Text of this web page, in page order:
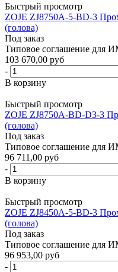
Быстрый просмотр
ZOJE ZJ8750A-5-BD-3
(голова)
Под заказ
Типовое соглашение для
103 670,00 руб
-
В корзину
Быстрый просмотр
ZOJE ZJ8750A-BD-D3-3
(голова)
Под заказ
Типовое соглашение для
96 711,00 руб
-
В корзину
Быстрый просмотр
ZOJE ZJ8450A-5-BD-3
(голова)
Под заказ
Типовое соглашение для
96 953,00 руб
-